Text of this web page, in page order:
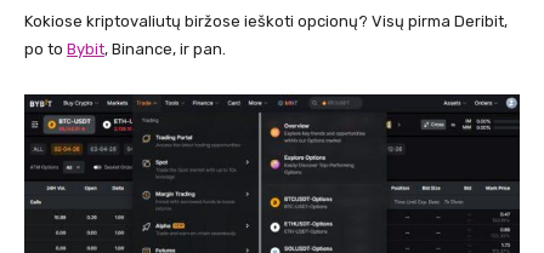
Kokiose kriptovaliutų biržose ieškoti opcionų? Visų pirma Deribit,
po to Bybit, Binance, ir pan.